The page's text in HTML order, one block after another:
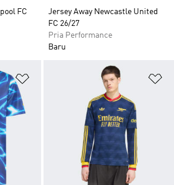
FC
Jersey Away Newcastle United
FC 26/27
Pria Performance
Baru
Tambahkan ke Wishlist